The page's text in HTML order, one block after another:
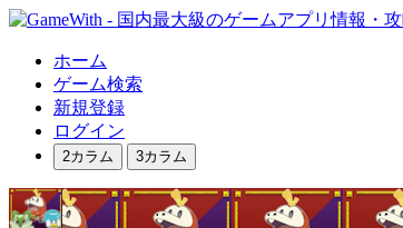
ホーム
ゲーム検索
新規登録
ログイン
2カラム 3カラム